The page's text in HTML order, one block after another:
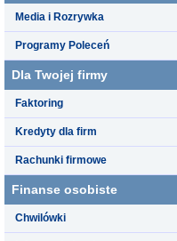
Media i Rozrywka
Programy Poleceń
Dla Twojej firmy
Faktoring
Kredyty dla firm
Rachunki firmowe
Finanse osobiste
Chwilówki